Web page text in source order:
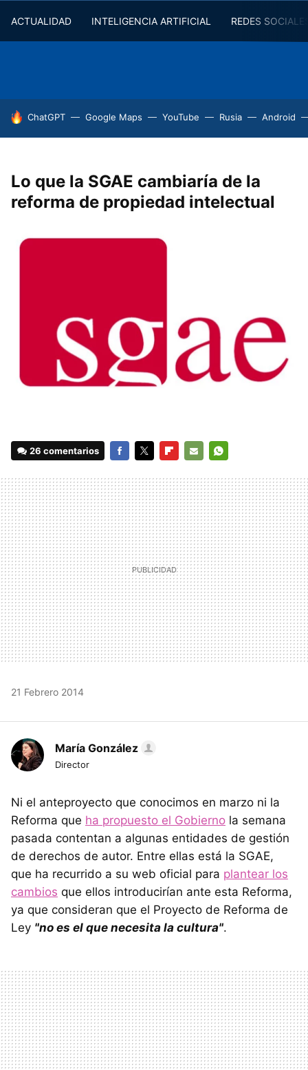
ACTUALIDAD INTELIGENCIA ARTIFICIAL REDES
HOY SE HABLA DE
ChatGPT Google Maps YouTube Rusia Android
Lo que la SGAE cambiaría de la
reforma de propiedad intelectual
26 comentarios
MAIL
21 Febrero 2014
María González
Director
Ni el anteproyecto que conocimos en marzo ni la
Reforma que ha propuesto el Gobierno la semana
pasada contentan a algunas entidades de gestión
de derechos de autor. Entre ellas está la SGAE,
que ha recurrido a su web oficial para plantear los
cambios que ellos introducirían ante esta Reforma,
ya que consideran que el Proyecto de Reforma de
Ley "no es el que necesita la cultura".